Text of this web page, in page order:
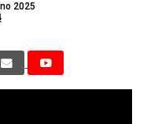
2025